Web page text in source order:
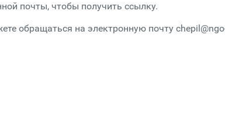
почты, чтобы получить ссылку.
обращаться на электронную почту